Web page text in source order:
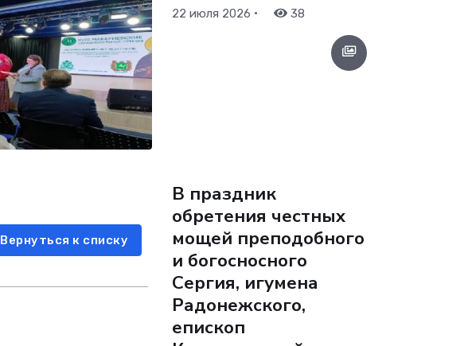
Вернуться к списку
22 июля 2026 • 38
В праздник
обретения честных
мощей преподобного
и богосносного
Сергия, игумена
Радонежского,
епископ